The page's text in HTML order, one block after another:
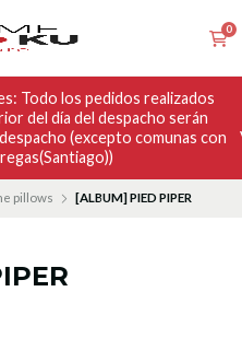
0
Todo los pedidos realizados
del día del despacho serán
(excepto comunas con
pillows [ALBUM] PIED PIPER